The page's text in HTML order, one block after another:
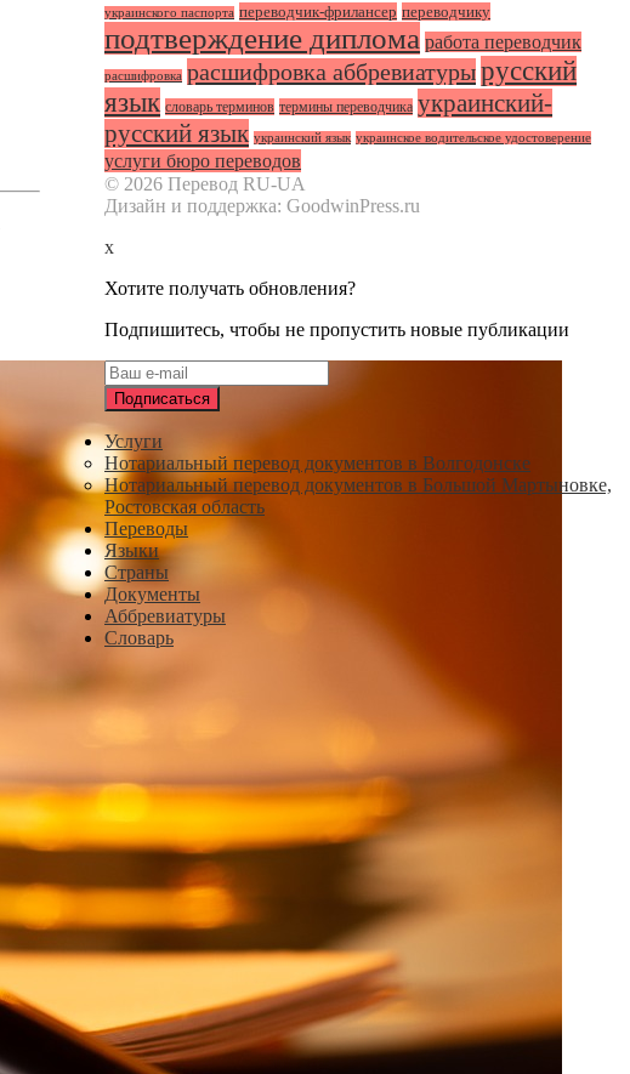
украинского паспорта переводчик-фрилансер переводчику
подтверждение диплома работа переводчик
расшифровка расшифровка аббревиатурырусский
язык словарь терминов термины переводчика украинский-
русский язык украинский язык украинское водительское удостоверение
услуги бюро переводов
© 2026 Перевод RU-UA
Дизайн и поддержка: GoodwinPress.ru
x
Хотите получать обновления?
Подпишитесь, чтобы не пропустить новые публикации
Услуги
Нотариальный перевод документов в Волгодонске
Нотариальный перевод документов в Большой Мартыновке,
Ростовская область
Переводы
Языки
Страны
Документы
Аббревиатуры
Словарь